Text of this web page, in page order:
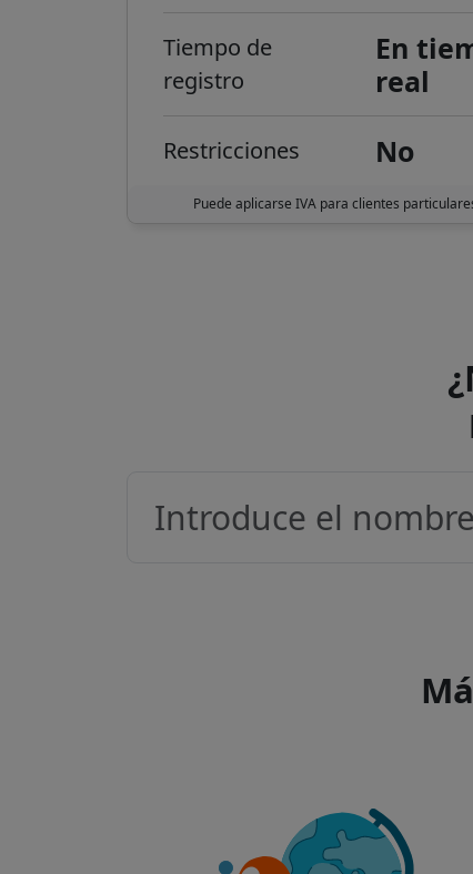
Tiempo de
registro
En
real
Restricciones No
Puede aplicarse IVA para clientes